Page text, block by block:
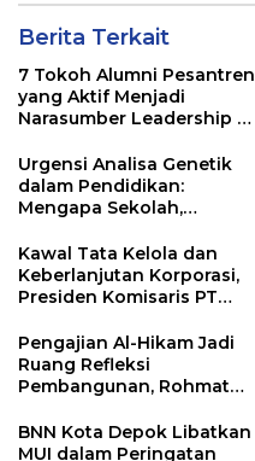
Berita Terkait
7 Tokoh Alumni Pesantren
yang Aktif Menjadi
Narasumber Leadership di
Urgensi Analisa Genetik
dalam Pendidikan:
Mengapa Sekolah,
Tinggi Perlu
Menggunakan
PRIMAGEN.id
Kawal Tata Kelola dan
Keberlanjutan Korporasi,
Presiden Komisaris PT
Langkah Menuju Pasar
Global
Pengajian Al-Hikam Jadi
Ruang Refleksi
Pembangunan, Rohmat
Secara Utuh
BNN Kota Depok Libatkan
MUI dalam Peringatan